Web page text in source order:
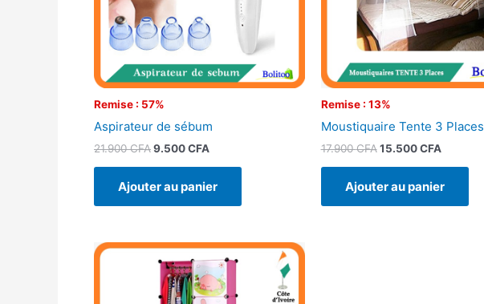
Remise : 57%
Aspirateur de sébum
21.900CFA9.500CFA
Ajouter au panier
Remise : 13%
Moustiquaire Tente 3 Places
17.900CFA 15.500CFA
Ajouter au panier